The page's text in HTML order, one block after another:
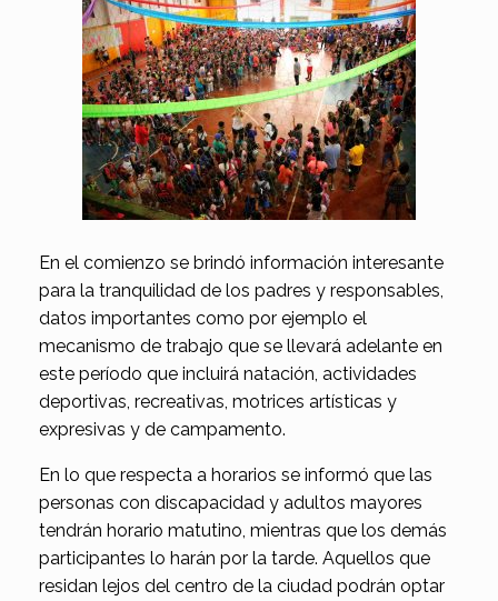
En el comienzo se brindó información interesante
para la tranquilidad de los padres y responsables,
datos importantes como por ejemplo el
mecanismo de trabajo que se llevará adelante en
este período que incluirá natación, actividades
deportivas, recreativas, motrices artísticas y
expresivas y de campamento.
En lo que respecta a horarios se informó que las
personas con discapacidad y adultos mayores
tendrán horario matutino, mientras que los demás
participantes lo harán por la tarde. Aquellos que
residan lejos del centro de la ciudad podrán optar